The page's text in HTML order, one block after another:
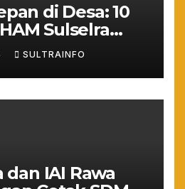
di Desa: 10
Sulselra
Mengawal
SULTRAINFO
dan IAI Rawa